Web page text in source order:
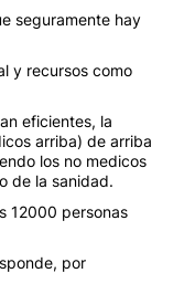
seguramente hay
y recursos como
eficientes, la
arriba) de arriba
los no medicos
de la sanidad.
12000 personas
por